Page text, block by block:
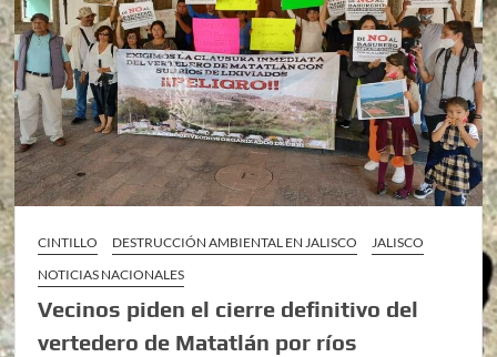
CINTILLO DESTRUCCIÓN AMBIENTAL EN JALISCO
JALISCO
NOTICIAS NACIONALES
Vecinos piden el cierre definitivo del
vertedero de Matatlán por ríos